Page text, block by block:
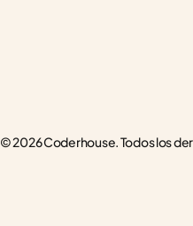
© 2026 Coderhouse. Todos los